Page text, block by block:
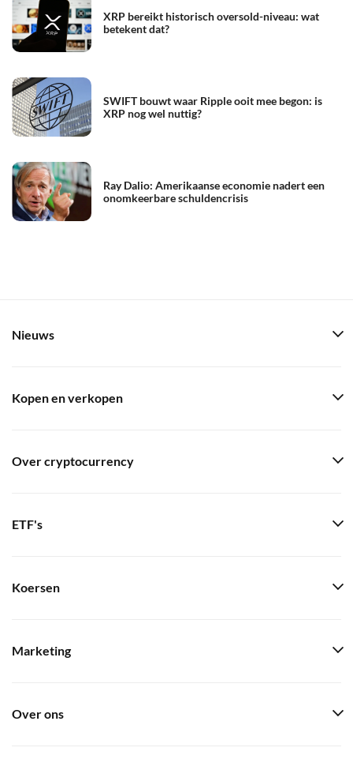
XRP bereikt historisch oversold-niveau: wat
betekent dat?
SWIFT bouwt waar Ripple ooit mee begon: is
XRP nog wel nuttig?
Ray Dalio: Amerikaanse economie nadert een
onomkeerbare schuldencrisis
Nieuws
Kopen en verkopen
Over cryptocurrency
ETF's
Koersen
Marketing
Over ons